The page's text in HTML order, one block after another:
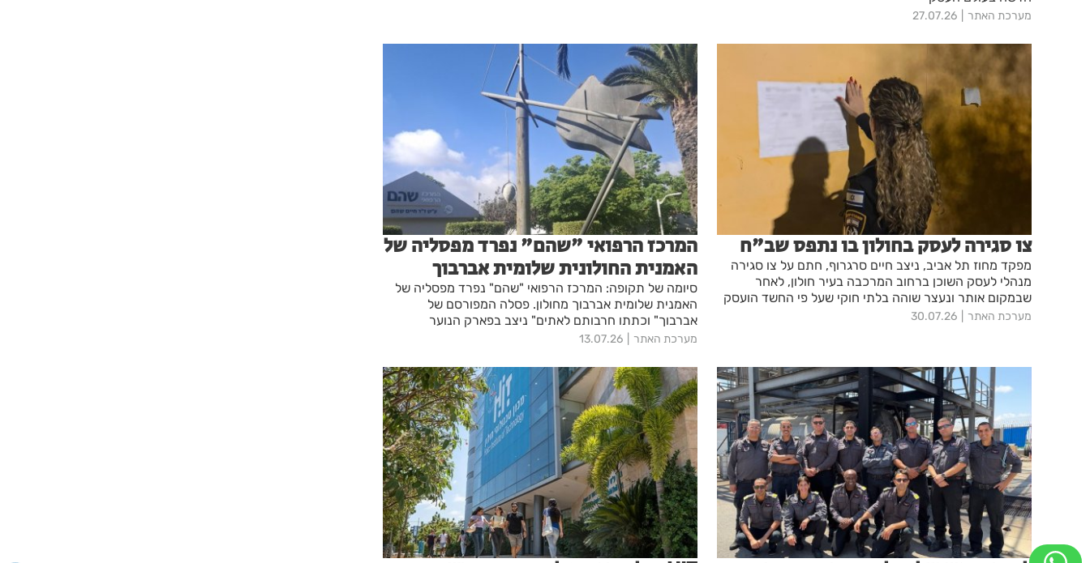
מערכת האתר 27.07.26
צו סגירה לעסק בחולון בו נתפס שב"ח
מפקד מחוז תל אביב, ניצב חיים סרגרוף, חתם על צו סגירה
מנהלי לעסק השוכן ברחוב המרכבה בעיר חולון, לאחר
שבמקום אותר ונעצר שוהה בלתי חוקי שעל פי החשד הועסק
במקום
מערכת האתר 30.07.26
המרכז הרפואי "שהם" נפרד מפסליה של
האמנית החולונית שלומית אברבוך
סיומה של תקופה: המרכז הרפואי "שהם" נפרד מפסליה של
האמנית שלומית אברבוך מחולון. פסלה המפורסם של
אברבוך" וכתתו חרבותם לאתים" ניצב בפארק הנוער
הפילבוקס בעיר
מערכת האתר 13.07.26